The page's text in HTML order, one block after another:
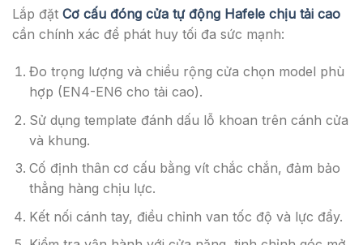
Lắp đặt Cơ cấu đóng cửa tự động Hafele chịu tải cao
cần chính xác để phát huy tối đa sức mạnh:
Đo trọng lượng và chiều rộng cửa chọn model phù
hợp (EN4-EN6 cho tải cao).
Sử dụng template đánh dấu lỗ khoan trên cánh cửa
và khung.
Cố định thân cơ cấu bằng vít chắc chắn, đảm bảo
thẳng hàng chịu lực.
Kết nối cánh tay, điều chỉnh van tốc độ và lực đẩy.